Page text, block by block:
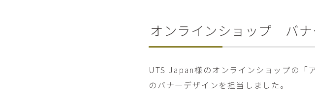
オンラインショップ バナ
UTS Japan様のオンラインショップの「
のバナーデザインを担当しました。